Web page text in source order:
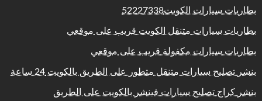
بطاريات سيارات الكويت52227338
بطاريات سيارات متنقل الكويت قريب على موقعي
بطاريات سيارات مكفولة قريب على موقعي
بنشر تصليح سيارات متنقل متطور على الطريق بالكويت 24 ساعة
بنشر كراج تصليح سيارات فينشر بالكويت على الطريق